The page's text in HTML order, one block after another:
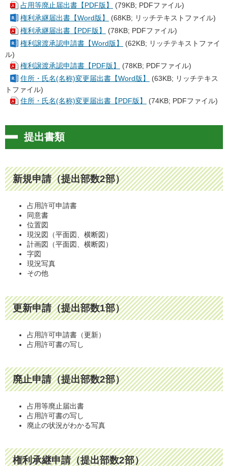
占用等廃止届出書【PDF版】
(79KB; PDFファイル)
権利承継届出書【Word版】
(68KB; リッチテキストファイル)
権利承継届出書【PDF版】
(78KB; PDFファイル)
権利譲渡承認申請書【Word版】
(62KB; リッチテキストファイ
ル)
権利譲渡承認申請書【PDF版】
(78KB; PDFファイル)
住所・氏名(名称)変更届出書【Word版】
(63KB; リッチテキス
トファイル)
住所・氏名(名称)変更届出書【PDF版】
(74KB; PDFファイル)
提出書類
新規申請（提出部数2部）
占用許可申請書
同意書
位置図
現況図（平面図、横断図）
計画図（平面図、横断図）
字図
現況写真
その他
更新申請（提出部数1部）
占用許可申請書（更新）
占用許可書の写し
廃止申請（提出部数2部）
占用等廃止届出書
占用許可書の写し
廃止の状況がわかる写真
権利承継申請（提出部数2部）